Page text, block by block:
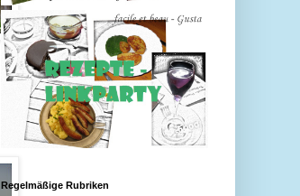
Regelmäßige Rubriken